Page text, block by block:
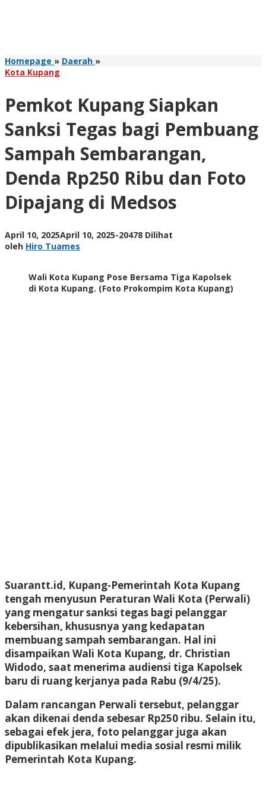
Homepage » Daerah »Pemkot
Tegas
bagi
Pembuang
Sampah
Sembarangan,
Denda
Rp250
Ribu
dan
Foto
di
Medsos
Kota Kupang
Pemkot Kupang Siapkan
Sanksi Tegas bagi Pembuang
Sampah Sembarangan,
Denda Rp250 Ribu dan Foto
Dipajang di Medsos
April 10, 2025April 10, 2025oleh
-20478 Dilihat
oleh Hiro Tuames
Wali Kota Kupang Pose Bersama Tiga Kapolsek
di Kota Kupang. (Foto Prokompim Kota Kupang)
Suarantt.id, Kupang-Pemerintah Kota Kupang
tengah menyusun Peraturan Wali Kota (Perwali)
yang mengatur sanksi tegas bagi pelanggar
kebersihan, khususnya yang kedapatan
membuang sampah sembarangan. Hal ini
disampaikan Wali Kota Kupang, dr. Christian
Widodo, saat menerima audiensi tiga Kapolsek
baru di ruang kerjanya pada Rabu (9/4/25).
Dalam rancangan Perwali tersebut, pelanggar
akan dikenai denda sebesar Rp250 ribu. Selain itu,
sebagai efek jera, foto pelanggar juga akan
dipublikasikan melalui media sosial resmi milik
Pemerintah Kota Kupang.